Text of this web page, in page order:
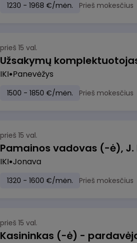
1230 - 1968 €/mėn. Prieš mokesčius
prieš 15 val.
IKI Panevėžys
1500 - 1850 €/mėn. Prieš mokesčius
prieš 15 val.
IKI Jonava
1320 - 1600 €/mėn. Prieš mokesčius
prieš 15 val.